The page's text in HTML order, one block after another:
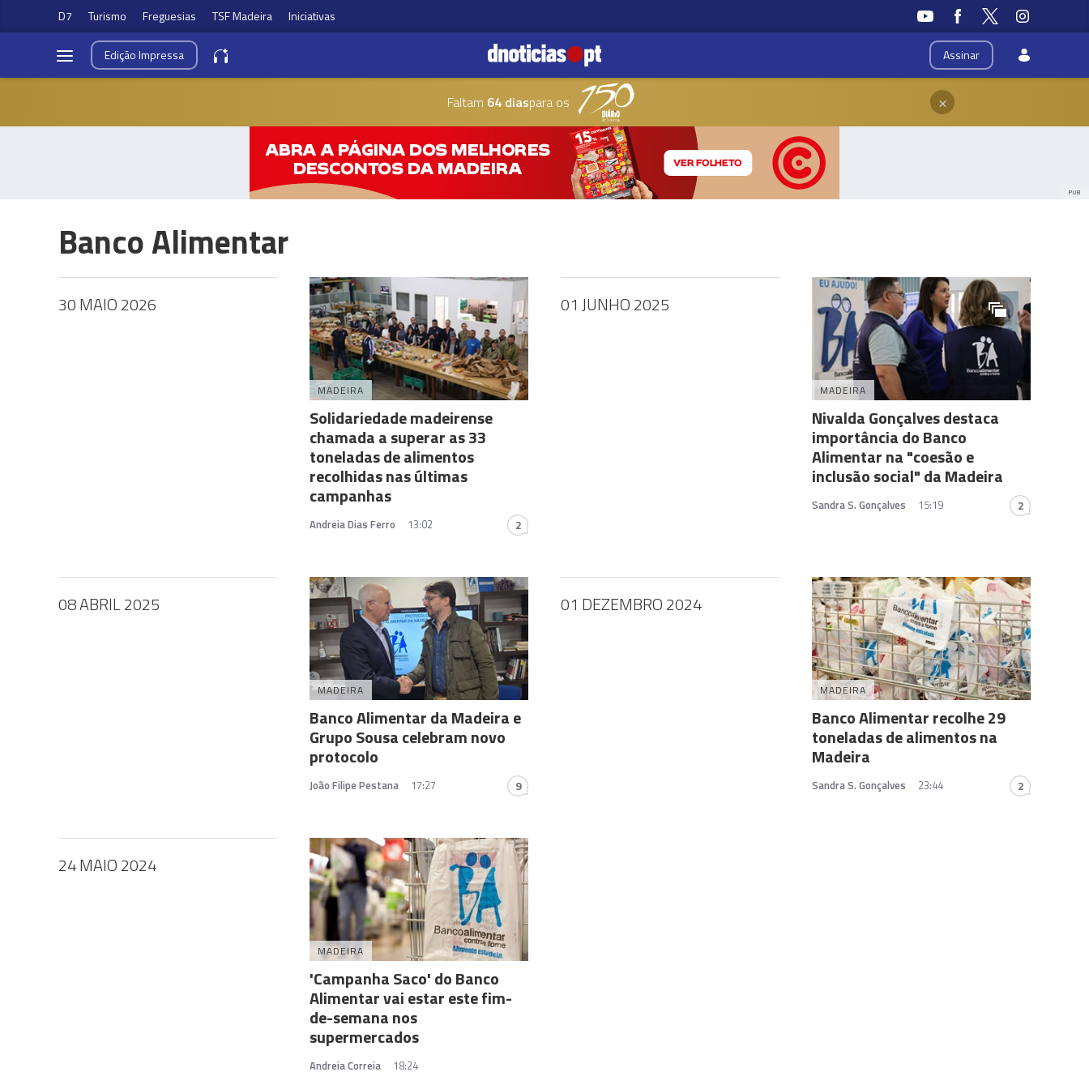
D7 Turismo Freguesias TSF Madeira Iniciativas
Assinar
EdiçãoImpressa
Faltam 64 diaspara os ×
PUB
Banco Alimentar
30 MAIO 2026
MADEIRA
Solidariedade madeirense
chamada a superar as 33
toneladas de alimentos
recolhidas nas últimas
campanhas
Andreia Dias Ferro 13:02 2
01 JUNHO 2025
MADEIRA
Nivalda Gonçalves destaca
importância do Banco
Alimentar na "coesão e
inclusão social" da Madeira
Sandra S. Gonçalves 15:19 2
08 ABRIL 2025
MADEIRA
Banco Alimentar da Madeira e
Grupo Sousa celebram novo
protocolo
João Filipe Pestana 17:27 9
01 DEZEMBRO 2024
MADEIRA
Banco Alimentar recolhe 29
toneladas de alimentos na
Madeira
Sandra S. Gonçalves 23:44 2
24 MAIO 2024
MADEIRA
'Campanha Saco' do Banco
Alimentar vai estar este fim-
de-semana nos
supermercados
Andreia Correia 18:24